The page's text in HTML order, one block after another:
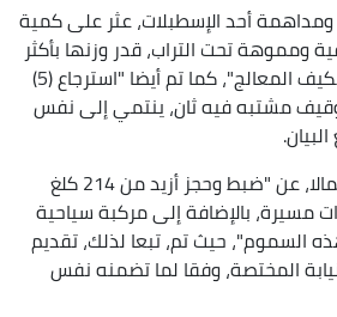
أحد الإسطبلات، عثر على كمية
تحت التراب، قدر وزنها بأكثر
من 143 كيلوغرام من الكيف المعالج"، كما تم أيضا "استرجاع (5)
مشتبه فيه ثان، ينتمي إلى نفس
وقد أسفرت العملية، إجمالا، عن "ضبط وحجز أزيد من 214 كلغ
(6) طائرات مسيرة، بالإضافة إلى مركبة سياحية
حيث تم، تبعا لذلك، تقديم
المختصة، وفقا لما تضمنه نفس